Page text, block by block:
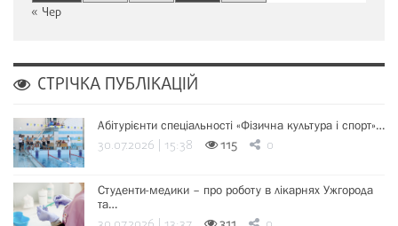
« Чер
СТРІЧКА ПУБЛІКАЦІЙ
Абітурієнти спеціальності «Фізична культура і спорт»…
30.07.2026 | 15:38 115 0
Студенти-медики – про роботу в лікарнях Ужгорода
та…